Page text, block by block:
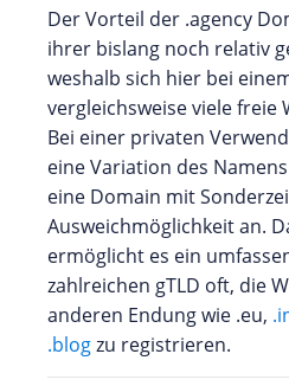
Der Vorteil der .agency
ihrer bislang noch relativ
weshalb sich hier bei
vergleichsweise viele freie
Bei einer privaten
eine Variation des
eine Domain mit
Ausweichmöglichkeit an.
ermöglicht es ein
zahlreichen gTLD oft, die
anderen Endung wie .eu,
.blogzu registrieren.